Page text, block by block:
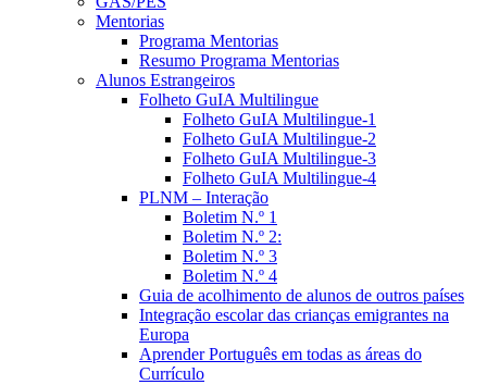
Mentorias
Programa Mentorias
Resumo Programa Mentorias
Alunos Estrangeiros
Folheto GuIA Multilingue
Folheto GuIA Multilingue-1
Folheto GuIA Multilingue-2
Folheto GuIA Multilingue-3
Folheto GuIA Multilingue-4
PLNM – Interação
Boletim N.º 1
Boletim N.º 2:
Boletim N.º 3
Boletim N.º 4
Guia de acolhimento de alunos de outros países
Integração escolar das crianças emigrantes na
Europa
Aprender Português em todas as áreas do
Currículo